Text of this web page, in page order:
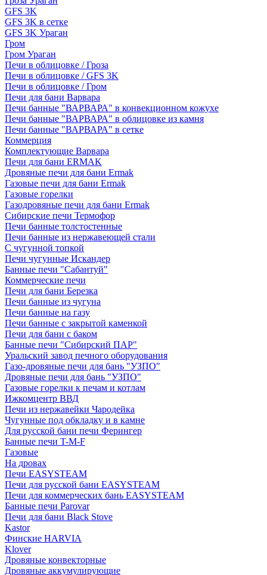
GFS 3K
GFS 3K в сетке
GFS 3K Ураган
Гром
Гром Ураган
Печи в облицовке / Гроза
Печи в облицовке / GFS 3K
Печи в облицовке / Гром
Печи для бани Варвара
Печи банные "ВАРВАРА" в конвекционном кожухе
Печи банные "ВАРВАРА" в облицовке из камня
Печи банные "ВАРВАРА" в сетке
Коммерция
Комплектующие Варвара
Печи для бани ERMAK
Дровяные печи для бани Ermak
Газовые печи для бани Ermak
Газовые горелки
Газодровяные печи для бани Ermak
Сибирские печи Термофор
Печи банные толстостенные
Печи банные из нержавеющей стали
С чугунной топкой
Печи чугунные Искандер
Банные печи "Сабантуй"
Коммерческие печи
Печи для бани Березка
Печи банные из чугуна
Печи банные на газу
Печи банные с закрытой каменкой
Печи для бани с баком
Банные печи "Сибирский ПАР"
Уральский завод печного оборудования
Газо-дровяные печи для бань "УЗПО"
Дровяные печи для бань "УЗПО"
Газовые горелки к печам и котлам
Ижкомцентр ВВД
Печи из нержавейки Чародейка
Чугунные под обкладку и в камне
Для русской бани печи Ферингер
Банные печи T-M-F
Газовые
На дровах
Печи EASYSTEAM
Печи для русской бани EASYSTEAM
Печи для коммерческих бань EASYSTEAM
Банные печи Parovar
Печи для бани Black Stove
Kastor
Финские HARVIA
Klover
Дровяные конвекторные
Дровяные аккумулирующие